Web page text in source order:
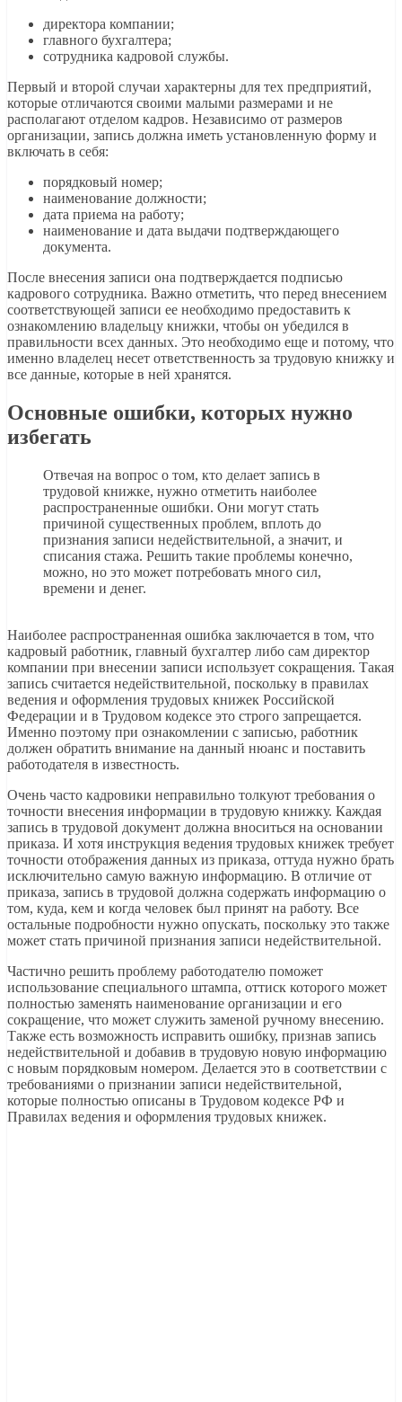
директора компании;
главного бухгалтера;
сотрудника кадровой службы.
Первый и второй случаи характерны для тех предприятий,
которые отличаются своими малыми размерами и не
располагают отделом кадров. Независимо от размеров
организации, запись должна иметь установленную форму и
включать в себя:
порядковый номер;
наименование должности;
дата приема на работу;
наименование и дата выдачи подтверждающего
документа.
После внесения записи она подтверждается подписью
кадрового сотрудника. Важно отметить, что перед внесением
соответствующей записи ее необходимо предоставить к
ознакомлению владельцу книжки, чтобы он убедился в
правильности всех данных. Это необходимо еще и потому, что
именно владелец несет ответственность за трудовую книжку и
все данные, которые в ней хранятся.
Основные ошибки, которых нужно
избегать
Отвечая на вопрос о том, кто делает запись в
трудовой книжке, нужно отметить наиболее
распространенные ошибки. Они могут стать
причиной существенных проблем, вплоть до
признания записи недействительной, а значит, и
списания стажа. Решить такие проблемы конечно,
можно, но это может потребовать много сил,
времени и денег.
Наиболее распространенная ошибка заключается в том, что
кадровый работник, главный бухгалтер либо сам директор
компании при внесении записи использует сокращения. Такая
запись считается недействительной, поскольку в правилах
ведения и оформления трудовых книжек Российской
Федерации и в Трудовом кодексе это строго запрещается.
Именно поэтому при ознакомлении с записью, работник
должен обратить внимание на данный нюанс и поставить
работодателя в известность.
Очень часто кадровики неправильно толкуют требования о
точности внесения информации в трудовую книжку. Каждая
запись в трудовой документ должна вноситься на основании
приказа. И хотя инструкция ведения трудовых книжек требует
точности отображения данных из приказа, оттуда нужно брать
исключительно самую важную информацию. В отличие от
приказа, запись в трудовой должна содержать информацию о
том, куда, кем и когда человек был принят на работу. Все
остальные подробности нужно опускать, поскольку это также
может стать причиной признания записи недействительной.
Частично решить проблему работодателю поможет
использование специального штампа, оттиск которого может
полностью заменять наименование организации и его
сокращение, что может служить заменой ручному внесению.
Также есть возможность исправить ошибку, признав запись
недействительной и добавив в трудовую новую информацию
с новым порядковым номером. Делается это в соответствии с
требованиями о признании записи недействительной,
которые полностью описаны в Трудовом кодексе РФ и
Правилах ведения и оформления трудовых книжек.